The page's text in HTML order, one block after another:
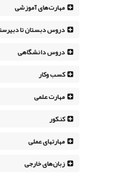
مهارت‌های آموزشی
دروس دبستان تا
دروس دانشگاهی
کسب وکار
مهارت علمی
کنکور
مهارتهای عملی
زبان‌های خارجی